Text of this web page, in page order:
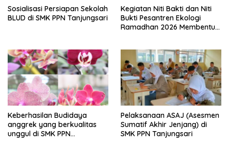
Sosialisasi Persiapan Sekolah
BLUD di SMK PPN Tanjungsari
Kegiatan Niti Bakti dan Niti
Bukti Pesantren Ekologi
Ramadhan 2026 Membentuk
SMK PPN Tanjungsari
Keberhasilan Budidaya
anggrek yang berkualitas
unggul di SMK PPN
Pelaksanaan ASAJ (Asesmen
Sumatif Akhir Jenjang) di
SMK PPN Tanjungsari